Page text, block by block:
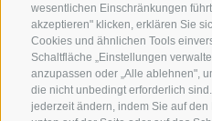
wesentlichen Einschränkungen
akzeptieren" klicken, erklären Sie
Cookies und ähnlichen Tools
Schaltfläche „Einstellungen
anzupassen oder „Alle ablehnen",
die nicht unbedingt erforderlich
jederzeit ändern, indem Sie auf